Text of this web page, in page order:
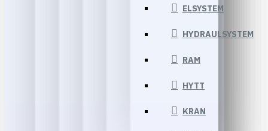
ELSYSTEM
HYDRAULSYSTEM
RAM
HYTT
KRAN